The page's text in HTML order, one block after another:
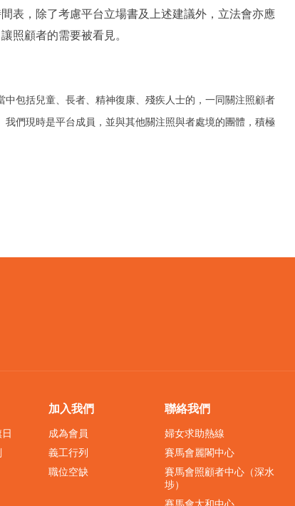
表，除了考慮平台立場書及上述建議外，立法會亦應
照顧者的需要被看見。
中包括兒童、長者、精神復康、殘疾人士的，一同關注照顧者
們現時是平台成員，並與其他關注照與者處境的團體，積極
加入我們
成為會員
義工行列
職位空缺
聯絡我們
婦女求助熱線
賽馬會麗閣中心
賽馬會照顧者中心（深水
埗）